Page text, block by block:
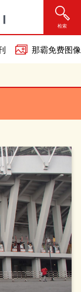
检索
那霸免费图